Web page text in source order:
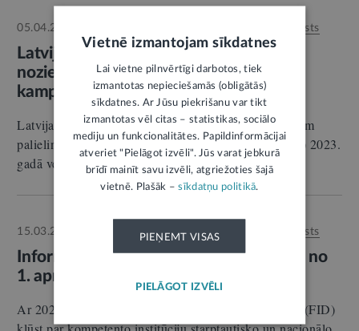
05.04.2024. Finanšu izlūkošanas dienests
Latvijā aug iecietība pret finanšu
noziegumiem; FID uzsāk informatīvu
kampaņu
Latvijas iedzīvotāju iecietība pret finanšu noziegumiem
palielinās, liecina Finanšu izlūkošanas dienesta (FID) 2023.
gadā veiktās sabiedriskās domas aptaujas…
15.03.2024. Autors:Finanšu izlūkošanas dienests
Informācija medijiem par FID funkcijām no
1. aprīļa
Ar 2024. gada 1. aprīli Finanšu izlūkošanas dienests (FID)
Vietnē izmantojam sīkdatnes
Lai vietne pilnvērtīgi darbotos, tiek
izmantotas nepieciešamās (obligātās)
sīkdatnes. Ar Jūsu piekrišanu var tikt
izmantotas vēl citas – statistikas, sociālo
mediju un funkcionalitātes. Papildinformācijai
atveriet "Pielāgot izvēli". Jūs varat jebkurā
brīdī mainīt savu izvēli, atgriežoties šajā
vietnē. Plašāk –sīkdatņu politikā.
PIEŅEMT VISAS
PIELĀGOT IZVĒLI